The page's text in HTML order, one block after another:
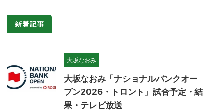
新着記事
大坂なおみ
大坂なおみ「ナショナルバンクオー
プン2026・トロント」試合予定・結
果・テレビ放送